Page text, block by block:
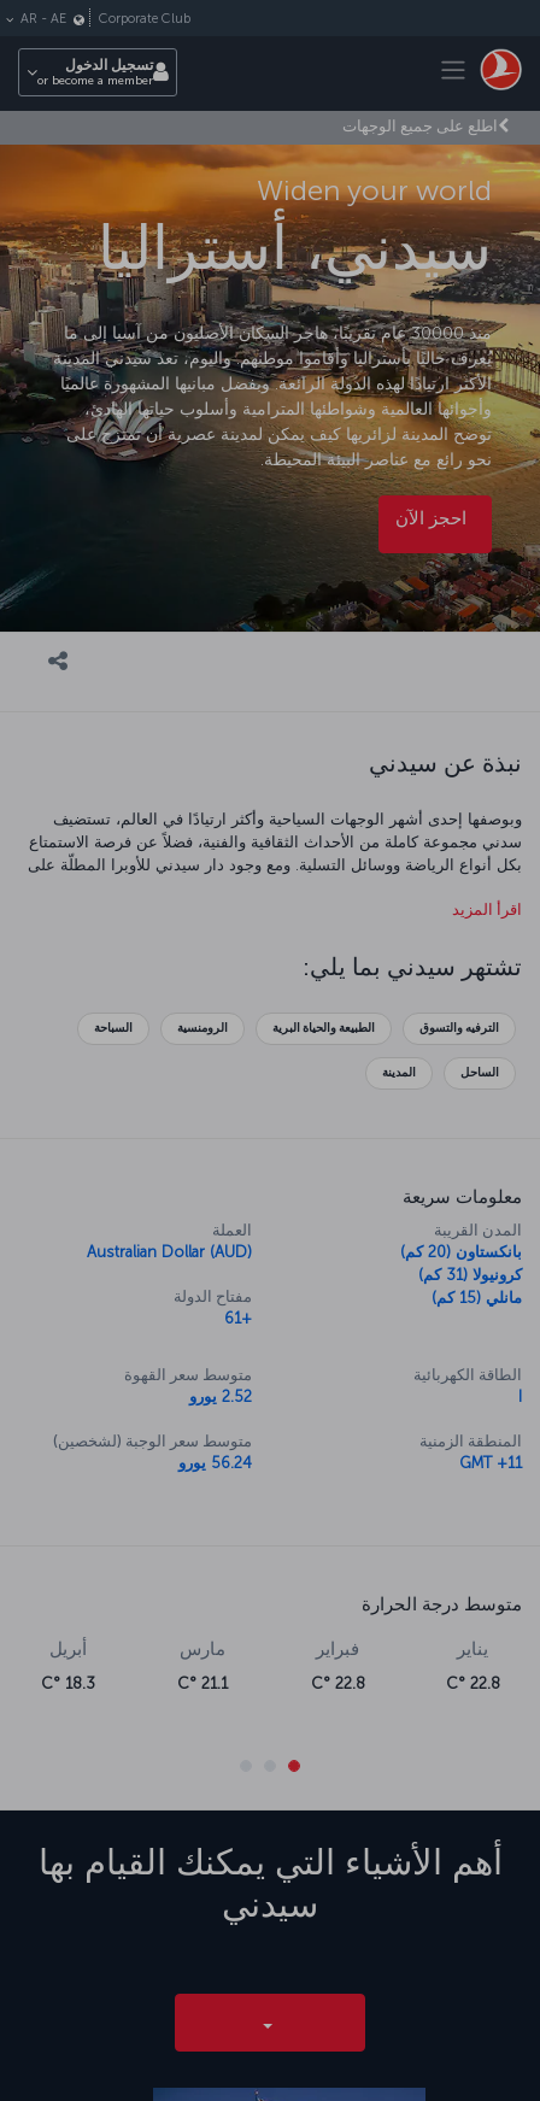
Toggle navigation
Corporate Club
AR - AE
تسجيل الدخول
or become a member
اطلع على جميع الوجهات
Widen your world
سيدني، أستراليا
منذ 30000 عام تقريبًا، هاجر السكان الأصليون من آسيا إلى ما
يُعرف حاليًا بأستراليا وأقاموا موطنهم. واليوم، تعد سيدني المدينة
الأكثر ارتيادًا لهذه الدولة الرائعة. وبفضل مبانيها المشهورة عالميًا
وأجوائها العالمية وشواطئها المترامية وأسلوب حياتها الهادئ،
توضح المدينة لزائريها كيف يمكن لمدينة عصرية أن تمتزج على
نحو رائع مع عناصر البيئة المحيطة.
احجز الآن
نبذة عن سيدني
وبوصفها إحدى أشهر الوجهات السياحية وأكثر ارتيادًا في العالم، تستضيف
سدني مجموعة كاملة من الأحداث الثقافية والفنية، فضلاً عن فرصة الاستمتاع
بكل أنواع الرياضة ووسائل التسلية. ومع وجود دار سيدني للأوبرا المطلّة على
والإطلالات الخلّابة من مِرقب برج سيدني، التي تعد فقط بعضًا من الوجهات
ما تراه وتفعله هناك خلال زيارتك. أيًا كان ما تقرر عمله أثناء وجودك هنا،
سيساعدك مناخ سيدني المعتدل طوال العام وهواء المحيط المُنعش والفنون
اقرأ المزيد
تشتهر سيدني بما يلي:
الترفيه والتسوق الطبيعة والحياة البرية الرومنسية السباحة
الساحل المدينة
معلومات سريعة
المدن القريبة
بانكستاون (20 كم)
كرونيولا (31 كم)
مانلي (15 كم)
العملة
Australian Dollar (AUD)
مفتاح الدولة
+61
الطاقة الكهربائية
المنطقة الزمنية
GMT +11
متوسط سعر القهوة
2.52 يورو
متوسط سعر الوجبة (لشخصين)
56.24 يورو
متوسط درجة الحرارة
يناير
22.8 °C
فبراير
22.8 °C
مارس
21.1 °C
أبريل
18.3 °C
أهم الأشياء التي يمكنك القيام بها
سيدني